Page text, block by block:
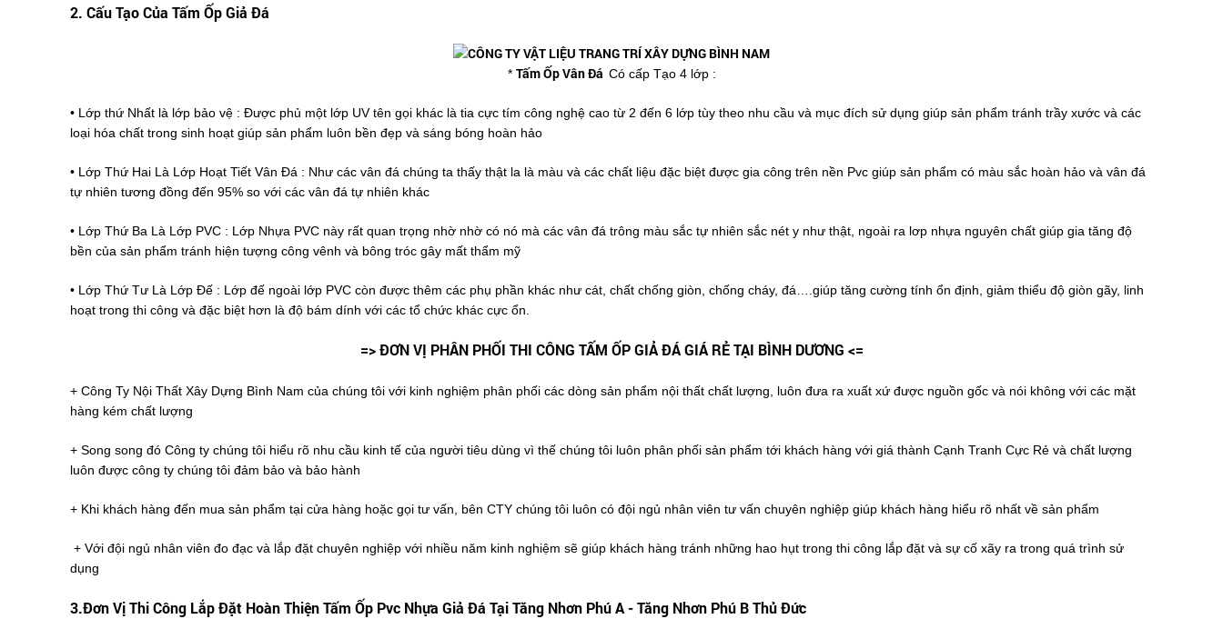
2. Cấu Tạo Của Tấm Ốp Giả Đá
* Tấm Ốp Vân Đá Có cấp Tạo 4 lớp :
• Lớp thứ Nhất là lớp bảo vệ : Được phủ một lớp UV tên gọi khác là tia cực tím công nghệ cao từ 2 đến 6 lớp tùy theo nhu cầu và mục đích sử dụng giúp sản phẩm tránh trầy xước và các
loại hóa chất trong sinh hoạt giúp sản phẩm luôn bền đẹp và sáng bóng hoàn hảo
• Lớp Thứ Hai Là Lớp Hoạt Tiết Vân Đá : Như các vân đá chúng ta thấy thật la là màu và các chất liệu đặc biệt được gia công trên nền Pvc giúp sản phẩm có màu sắc hoàn hảo và vân đá
tự nhiên tương đồng đến 95% so với các vân đá tự nhiên khác
• Lớp Thứ Ba Là Lớp PVC : Lớp Nhựa PVC này rất quan trọng nhờ nhờ có nó mà các vân đá trông màu sắc tự nhiên sắc nét y như thật, ngoài ra lơp nhựa nguyên chất giúp gia tăng độ
bền của sản phẩm tránh hiện tượng công vênh và bông tróc gây mất thẩm mỹ
• Lớp Thứ Tư Là Lớp Đế : Lớp đế ngoài lớp PVC còn được thêm các phụ phần khác như cát, chất chống giòn, chống cháy, đá….giúp tăng cường tính ổn định, giảm thiểu độ giòn gãy, linh
hoạt trong thi công và đặc biệt hơn là độ bám dính với các tổ chức khác cực ổn.
=> ĐƠN VỊ PHÂN PHỐI THI CÔNG TẤM ỐP GIẢ ĐÁ GIÁ RẺ TẠI BÌNH DƯƠNG <=
+ Công Ty Nội Thất Xây Dựng Bình Nam của chúng tôi với kinh nghiệm phân phối các dòng sản phẩm nội thất chất lượng, luôn đưa ra xuất xứ được nguồn gốc và nói không với các mặt
hàng kém chất lượng
+ Song song đó Công ty chúng tôi hiểu rõ nhu cầu kinh tế của người tiêu dùng vì thế chúng tôi luôn phân phối sản phẩm tới khách hàng với giá thành Cạnh Tranh Cực Rẻ và chất lượng
luôn được công ty chúng tôi đảm bảo và bảo hành
+ Khi khách hàng đến mua sản phẩm tại cửa hàng hoặc gọi tư vấn, bên CTY chúng tôi luôn có đội ngủ nhân viên tư vấn chuyên nghiệp giúp khách hàng hiểu rõ nhất về sản phẩm
+ Với đội ngủ nhân viên đo đạc và lắp đặt chuyên nghiệp với nhiều năm kinh nghiệm sẽ giúp khách hàng tránh những hao hụt trong thi công lắp đặt và sự cố xãy ra trong quá trình sử
dụng
3.Đơn Vị Thi Công Lắp Đặt Hoàn Thiện Tấm Ốp Pvc Nhựa Giả Đá Tại Tăng Nhơn Phú A - Tăng Nhơn Phú B Thủ Đức